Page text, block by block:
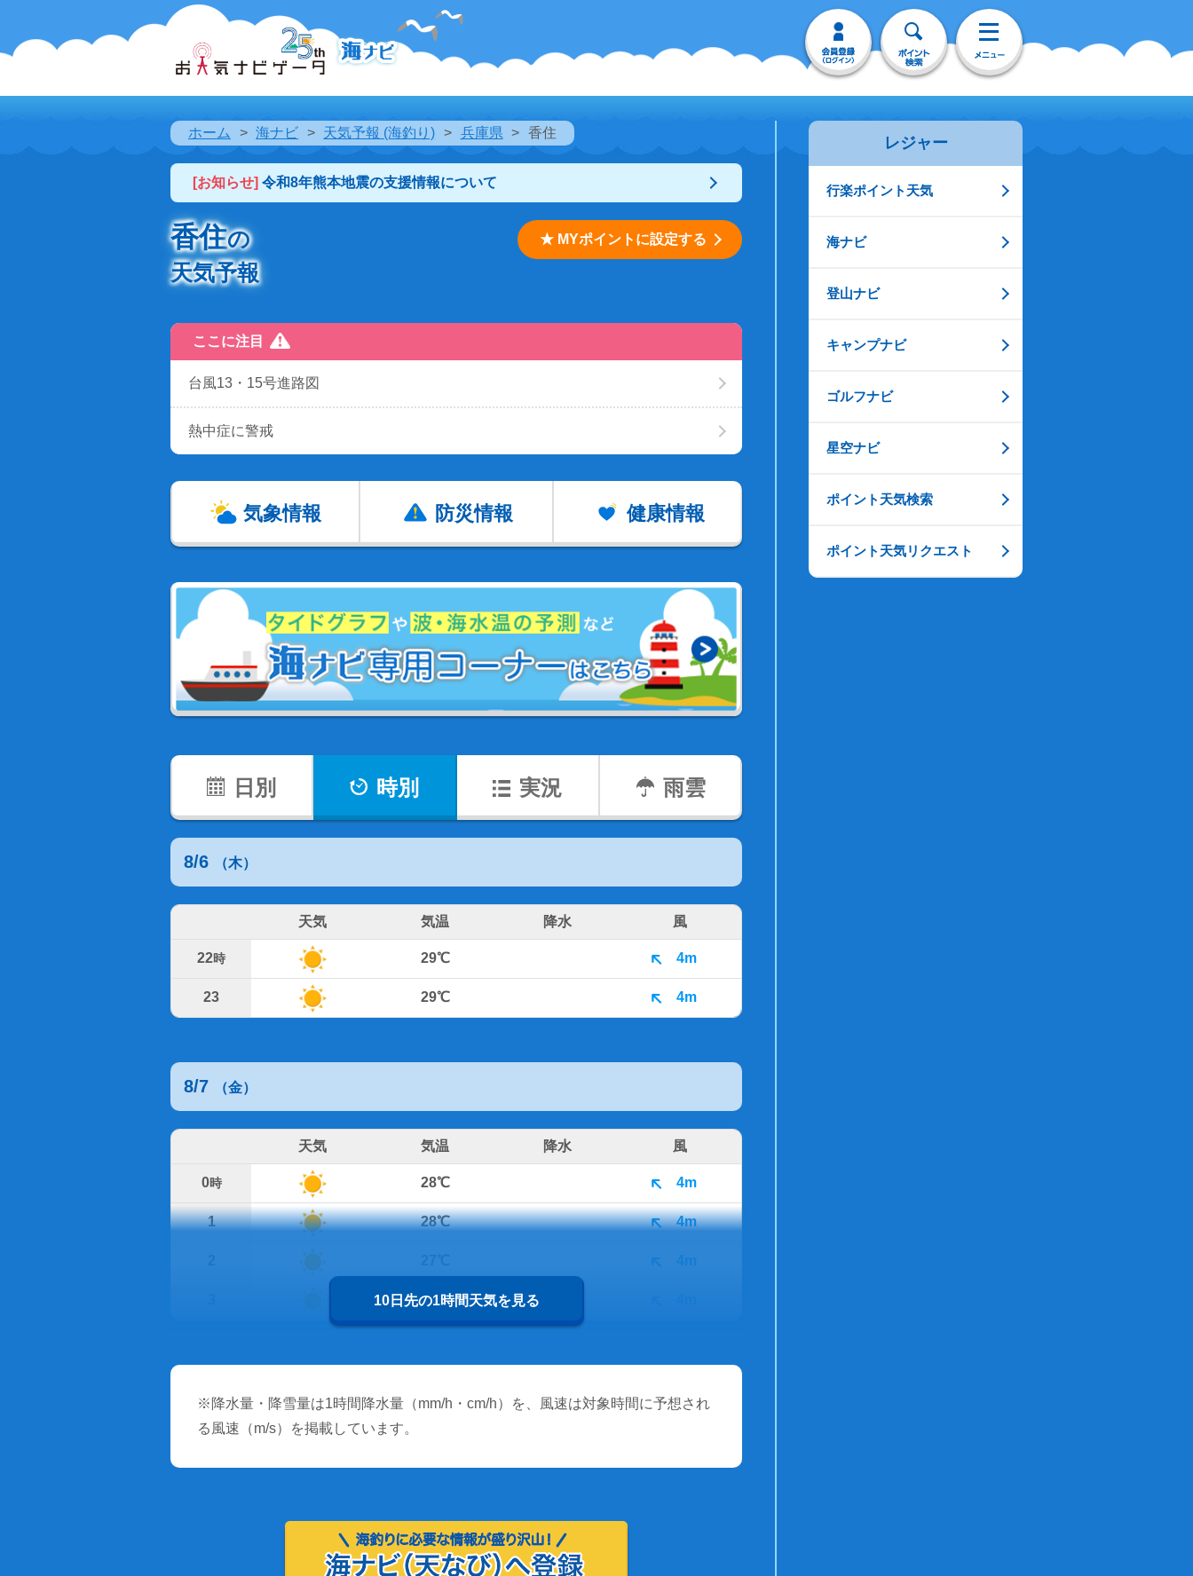
ホーム 海ナビ 天気予報 (海釣り) 兵庫県 香住
[お知らせ] 令和8年熊本地震の支援情報について
香住の
天気予報
★ MYポイントに設定する
ここに注目
台風13・15号進路図
熱中症に警戒
気象情報 防災情報 健康情報
日別 時別 実況 雨雲
8/6 （木）
天気 気温 降水 風
22時 29℃ 4m
23 29℃ 4m
8/7 （金）
天気 気温 降水 風
0時 28℃ 4m
1 28℃ 4m
4m
27℃
10日先の1時間天気を見る
※降水量・降雪量は1時間降水量（mm/h・cm/h）を、風速は対象時間に予想され
る風速（m/s）を掲載しています。
レジャー
行楽ポイント天気
海ナビ
登山ナビ
キャンプナビ
ゴルフナビ
星空ナビ
ポイント天気検索
ポイント天気リクエスト